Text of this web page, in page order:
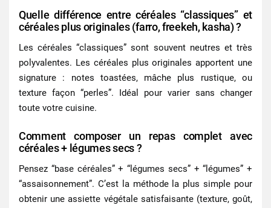
Quelle différence entre céréales “classiques” et
céréales plus originales (farro, freekeh, kasha) ?
Les céréales “classiques” sont souvent neutres et très
polyvalentes. Les céréales plus originales apportent une
signature : notes toastées, mâche plus rustique, ou
texture façon “perles”. Idéal pour varier sans changer
toute votre cuisine.
Comment composer un repas complet avec
céréales + légumes secs ?
Pensez “base céréales” + “légumes secs” + “légumes” +
“assaisonnement”. C’est la méthode la plus simple pour
obtenir une assiette végétale satisfaisante (texture, goût,